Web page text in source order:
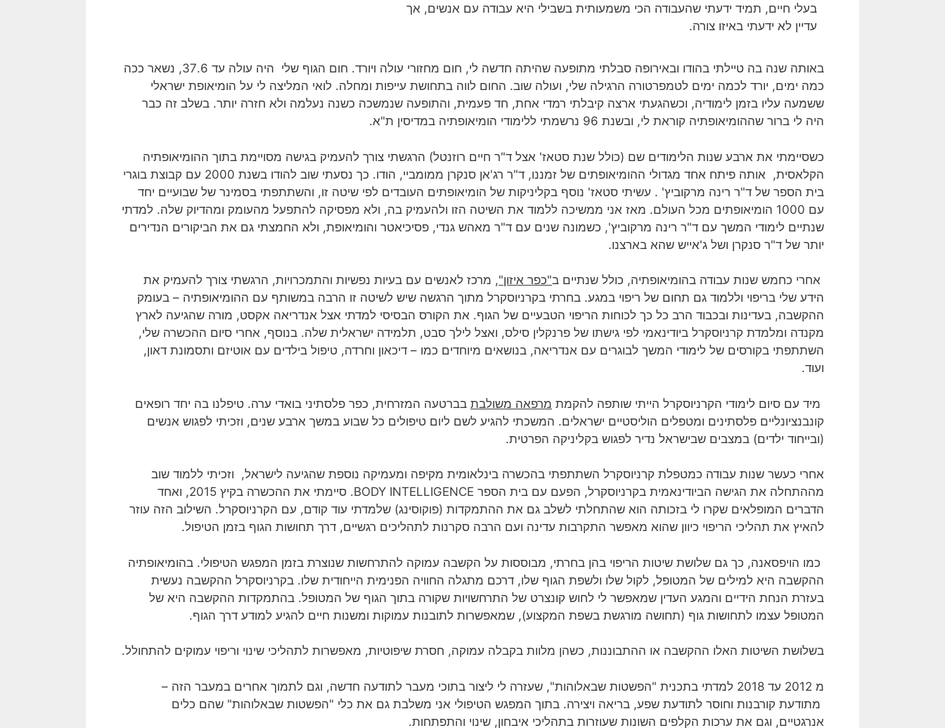
בעלי חיים, תמיד ידעתי שהעבודה הכי משמעותית בשבילי היא עבודה עם אנשים, אך
עדיין לא ידעתי באיזו צורה.
באותה שנה בה טיילתי בהודו ובאירופה סבלתי מתופעה שהיתה חדשה לי, חום מחזורי עולה ויורד. חום הגוף שלי היה עולה עד 37.6, נשאר ככה
כמה ימים, יורד לכמה ימים לטמפרטורה הרגילה שלי, ועולה שוב. החום לווה בתחושת עייפות ומחלה. לואי המליצה לי על הומיאופת ישראלי
ששמעה עליו בזמן לימודיה, וכשהגעתי ארצה קיבלתי רמדי אחת, חד פעמית, והתופעה שנמשכה כשנה נעלמה ולא חזרה יותר. בשלב זה כבר
היה לי ברור שההומיאופתיה קוראת לי, ובשנת 96 נרשמתי ללימודי הומיאופתיה במדיסין ת"א.
כשסיימתי את ארבע שנות הלימודים שם (כולל שנת סטאז' אצל ד"ר חיים רוזנטל) הרגשתי צורך להעמיק בגישה מסויימת בתוך ההומיאופתיה
הקלאסית, אותה פיתח אחד מגדולי ההומיאופתים של זמננו, ד"ר רג'אן סנקרן ממומביי, הודו. כך נסעתי שוב להודו בשנת 2000 עם קבוצת בוגרי
בית הספר של ד"ר רינה מרקוביץ' . עשיתי סטאז' נוסף בקליניקות של הומיאופתים העובדים לפי שיטה זו, והשתתפתי בסמינר של שבועיים יחד
עם 1000 הומיאופתים מכל העולם. מאז אני ממשיכה ללמוד את השיטה הזו ולהעמיק בה, ולא מפסיקה להתפעל מהעומק ומהדיוק שלה. למדתי
שנתיים לימודי המשך עם ד"ר רינה מרקוביץ', כשמונה שנים עם ד"ר מאהש גנדי, פסיכיאטר והומיאופת, ולא החמצתי גם את הביקורים הנדירים
יותר של ד"ר סנקרן ושל ג'אייש שהא בארצנו.
אחרי כחמש שנות עבודה בהומיאופתיה, כולל שנתיים ב"כפר איזון", מרכז לאנשים עם בעיות נפשיות והתמכרויות, הרגשתי צורך להעמיק את
הידע שלי בריפוי וללמוד גם תחום של ריפוי במגע. בחרתי בקרניוסקרל מתוך הרגשה שיש לשיטה זו הרבה במשותף עם ההומיאופתיה – בעומק
ההקשבה, בעדינות ובכבוד הרב כל כך לכוחות הריפוי הטבעיים של הגוף. את הקורס הבסיסי למדתי אצל אנדריאה אקסט, מורה שהגיעה לארץ
מקנדה ומלמדת קרניוסקרל ביודינאמי לפי גישתו של פרנקלין סילס, ואצל לילך סבט, תלמידה ישראלית שלה. בנוסף, אחרי סיום ההכשרה שלי,
השתתפתי בקורסים של לימודי המשך לבוגרים עם אנדריאה, בנושאים מיוחדים כמו – דיכאון וחרדה, טיפול בילדים עם אוטיזם ותסמונת דאון,
ועוד.
מיד עם סיום לימודי הקרניוסקרל הייתי שותפה להקמת מרפאה משולבת בברטעה המזרחית, כפר פלסתיני בואדי ערה. טיפלנו בה יחד רופאים
קונבנציונליים פלסתינים ומטפלים הוליסטיים ישראלים. המשכתי להגיע לשם ליום טיפולים כל שבוע במשך ארבע שנים, וזכיתי לפגוש אנשים
(ובייחוד ילדים) במצבים שבישראל נדיר לפגוש בקליניקה הפרטית.
אחרי כעשר שנות עבודה כמטפלת קרניוסקרל השתתפתי בהכשרה בינלאומית מקיפה ומעמיקה נוספת שהגיעה לישראל, וזכיתי ללמוד שוב
מההתחלה את הגישה הביודינאמית בקרניוסקרל, הפעם עם בית הספר BODY INTELLIGENCE. סיימתי את ההכשרה בקיץ 2015, ואחד
הדברים המופלאים שקרו לי בזכותה הוא שהתחלתי לשלב גם את ההתמקדות (פוקוסינג) שלמדתי עוד קודם, עם הקרניוסקרל. השילוב הזה עוזר
להאיץ את תהליכי הריפוי כיוון שהוא מאפשר התקרבות עדינה ועם הרבה סקרנות לתהליכים רגשיים, דרך תחושות הגוף בזמן הטיפול.
כמו הויפסאנה, כך גם שלושת שיטות הריפוי בהן בחרתי, מבוססות על הקשבה עמוקה להתרחשות שנוצרת בזמן המפגש הטיפולי. בהומיאופתיה
ההקשבה היא למילים של המטופל, לקול שלו ולשפת הגוף שלו, דרכם מתגלה החוויה הפנימית הייחודית שלו. בקרניוסקרל ההקשבה נעשית
בעזרת הנחת הידיים והמגע העדין שמאפשר לי לחוש קונצרט של התרחשויות שקורה בתוך הגוף של המטופל. בהתמקדות ההקשבה היא של
המטופל עצמו לתחושות גוף (תחושה מורגשת בשפת המקצוע), שמאפשרות לתובנות עמוקות ומשנות חיים להגיע למודע דרך הגוף.
בשלושת השיטות האלו ההקשבה או ההתבוננות, כשהן מלוות בקבלה עמוקה, חסרת שיפוטיות, מאפשרות לתהליכי שינוי וריפוי עמוקים להתחולל.
מ 2012 עד 2018 למדתי בתכנית "הפשטות שבאלוהות", שעזרה לי ליצור בתוכי מעבר לתודעה חדשה, וגם לתמוך אחרים במעבר הזה –
מתודעת קורבנות וחוסר לתודעת שפע, בריאה ויצירה. בתוך המפגש הטיפולי אני משלבת גם את כלי "הפשטות שבאלוהות" שהם כלים
אנרגטיים, וגם את ערכות הקלפים השונות שעוזרות בתהליכי איבחון, שינוי והתפתחות.